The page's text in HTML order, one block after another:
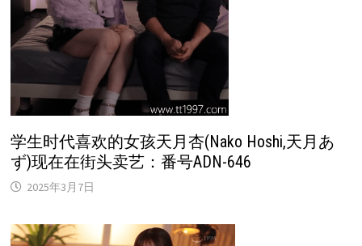
学生时代喜欢的女孩天月杏(Nako Hoshi,天月あ
ず)现在在街头卖艺：番号ADN-646
2025年3月7日